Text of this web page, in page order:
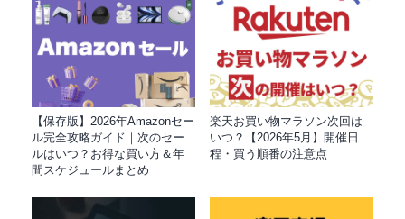
【保存版】2026年Amazonセー
ル完全攻略ガイド｜次のセー
ルはいつ？お得な買い方＆年
間スケジュールまとめ
楽天お買い物マラソン次回は
いつ？【2026年5月】開催日
程・買う順番の注意点